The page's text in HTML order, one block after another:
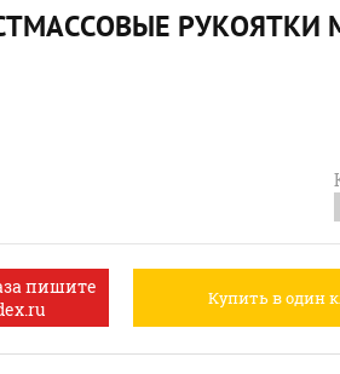
РУКОЯТКИ
пишите
Купить в один